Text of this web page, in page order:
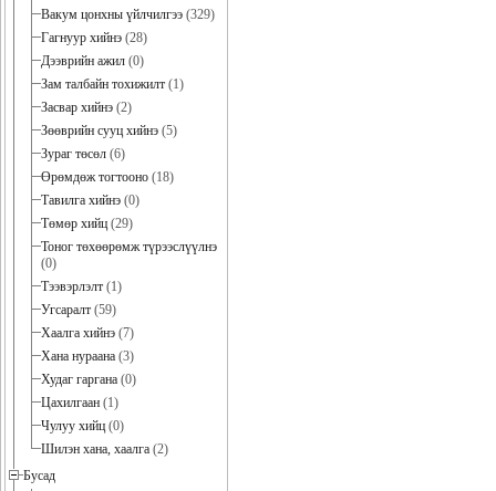
Вакум цонхны үйлчилгээ (329)
Гагнуур хийнэ (28)
Дээврийн ажил (0)
Зам талбайн тохижилт (1)
Засвар хийнэ (2)
Зөөврийн сууц хийнэ (5)
Зураг төсөл (6)
Өрөмдөж тогтооно (18)
Тавилга хийнэ (0)
Төмөр хийц (29)
Тоног төхөөрөмж түрээслүүлнэ
(0)
Тээвэрлэлт (1)
Угсаралт (59)
Хаалга хийнэ (7)
Хана нураана (3)
Худаг гаргана (0)
Цахилгаан (1)
Чулуу хийц (0)
Шилэн хана, хаалга (2)
Бусад